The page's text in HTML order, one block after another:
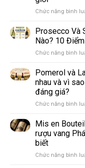
Chức năng bình
Prosecco Và
Nào? 10
Chức năng bình
Pomerol và
nhau và vì
đáng giá?
Chức năng bình
Mis en
rượu vang
biết
Chức năng bình